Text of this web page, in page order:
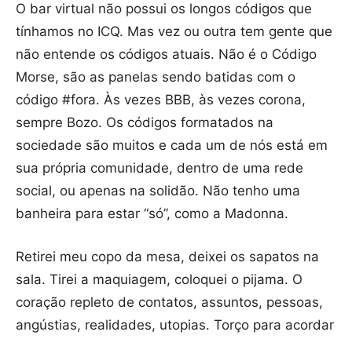
O bar virtual não possui os longos códigos que
tínhamos no ICQ. Mas vez ou outra tem gente que
não entende os códigos atuais. Não é o Código
Morse, são as panelas sendo batidas com o
código #fora. Às vezes BBB, às vezes corona,
sempre Bozo. Os códigos formatados na
sociedade são muitos e cada um de nós está em
sua própria comunidade, dentro de uma rede
social, ou apenas na solidão. Não tenho uma
banheira para estar “só”, como a Madonna.
Retirei meu copo da mesa, deixei os sapatos na
sala. Tirei a maquiagem, coloquei o pijama. O
coração repleto de contatos, assuntos, pessoas,
angústias, realidades, utopias. Torço para acordar